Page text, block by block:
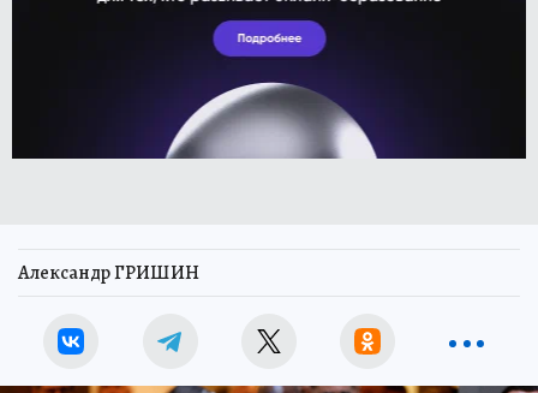
Александр ГРИШИН